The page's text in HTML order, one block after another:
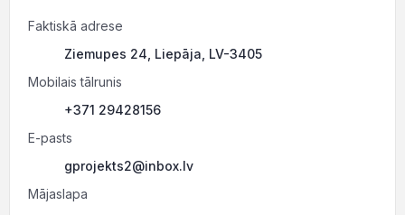
Faktiskā adrese
Ziemupes 24, Liepāja, LV-3405
Mobilais tālrunis
+371 29428156
E-pasts
gprojekts2@inbox.lv
Mājaslapa